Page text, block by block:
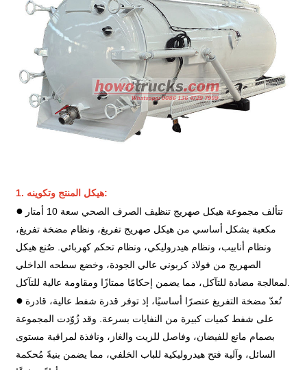
1. هيكل المنتج وتكوينه:
● تتألف مجموعة هيكل صهريج تنظيف الصرف الصحي سعة 10 أمتار
مكعبة بشكل أساسي من هيكل صهريج تفريغ، ونظام مضخة تفريغ،
ونظام أنابيب، ونظام هيدروليكي، ونظام تحكم كهربائي. صُنع هيكل
الصهريج من فولاذ كربوني عالي الجودة، وخضع سطحه الداخلي
● تُعدّ مضخة التفريغ عنصرًا أساسيًا، إذ توفر قدرة شفط عالية، قادرة
على شفط كميات كبيرة من النفايات بسرعة. وقد زُوّدت المجموعة
بصمام مانع للفيضان، وفاصل للزيت والغاز، ونافذة لمراقبة مستوى
السائل، وآلية فتح هيدروليكية للباب الخلفي، مما يضمن بنيةً مُحكمة